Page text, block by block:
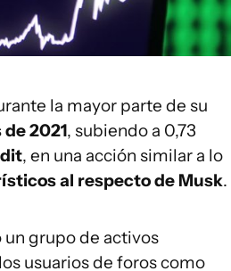
la mayor parte de su
2021, subiendo a 0,73
, en una acción similar a lo
al respecto de Musk.
un grupo de activos
usuarios de foros como